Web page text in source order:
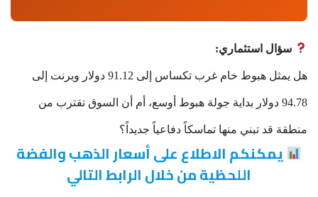
سؤال استثماري:
هل يمثل هبوط خام غرب تكساس إلى 91.12 دولار وبرنت إلى
94.78 دولار بداية جولة هبوط أوسع، أم أن السوق تقترب من
منطقة قد تبني منها تماسكاً دفاعياً جديداً؟
يمكنكم الاطلاع على أسعار الذهب والفضة
اللحظية من خلال الرابط التالي